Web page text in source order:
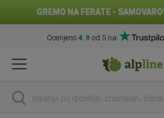
GREMO NA FERATE -
Ocenjeno 4.9 od 5 na
na
Iskanje